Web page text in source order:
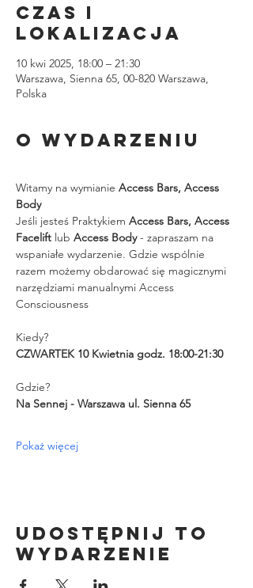
Czas i
lokalizacja
10 kwi 2025, 18:00 – 21:30
Warszawa, Sienna 65, 00-820 Warszawa,
Polska
O wydarzeniu
Witamy na wymianie Access Bars, Access
Body
Jeśli jesteś Praktykiem Access Bars, Access
Facelift lub Access Body - zapraszam na
wspaniałe wydarzenie. Gdzie wspólnie
razem możemy obdarować się magicznymi
narzędziami manualnymi Access
Consciousness
Kiedy?
CZWARTEK 10 Kwietnia godz. 18:00-21:30
Gdzie?
Na Sennej - Warszawa ul. Sienna 65
Pokaż więcej
Udostępnij to
wydarzenie